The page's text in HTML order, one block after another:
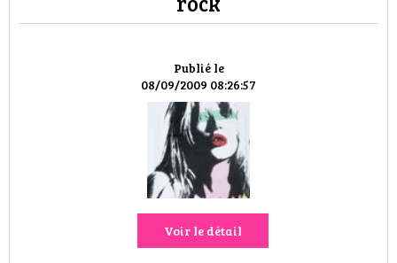
Publié le
08/09/2009 08:26:57
Voir le détail